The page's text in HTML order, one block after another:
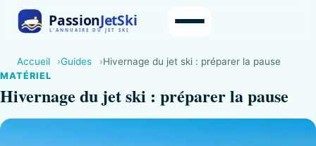
Accueil Guides Hivernage du jet ski : préparer la pause
MATÉRIEL
Hivernage du jet ski : préparer la pause